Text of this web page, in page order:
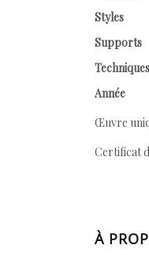
Styles
Supports
Techniques
Année
Œuvre
Certificat
À